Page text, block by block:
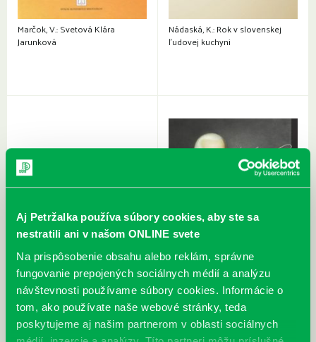
Aj Petržalka používa súbory cookies, aby ste sa
nestratili ani v našom ONLINE svete
Na prispôsobenie obsahu alebo reklám, správne
fungovanie prepojených sociálnych médií a analýzu
návštevnosti používame súbory cookies. Informácie o
tom, ako používate naše webové stránky, teda
poskytujeme aj našim partnerom v oblasti sociálnych
Marčok, V.: Svetová Klára
Jarunková
Nádaská, K.: Rok v slovenskej
ľudovej kuchyni
Khidayer, E., Hyža, A.: Arábia chutí Hykisch, A.: Verte cisárovi